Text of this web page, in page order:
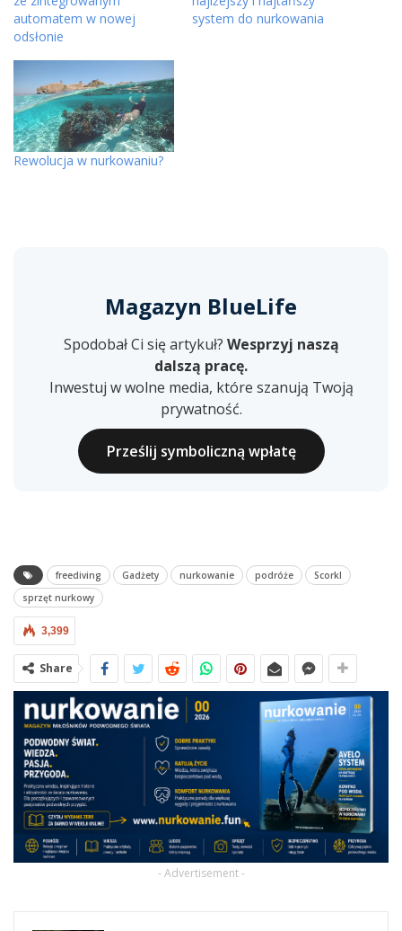
automatem w nowej
odsłonie
system do nurkowania
Rewolucja w nurkowaniu?
Magazyn BlueLife
Spodobał Ci się artykuł? Wesprzyj naszą
dalszą pracę.
Inwestuj w wolne media, które szanują Twoją
prywatność.
Prześlij symboliczną wpłatę
freediving Gadżety nurkowanie podróże
Scorkl
sprzęt nurkowy
3,399
Share
- Advertisement -